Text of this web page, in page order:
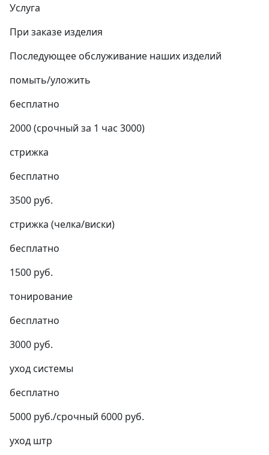
Услуга
При заказе изделия
Последующее обслуживание наших изделий
помыть/уложить
бесплатно
2000 (срочный за 1 час 3000)
стрижка
бесплатно
3500 руб.
стрижка (челка/виски)
бесплатно
1500 руб.
тонирование
бесплатно
3000 руб.
уход системы
бесплатно
5000 руб./срочный 6000 руб.
уход штр